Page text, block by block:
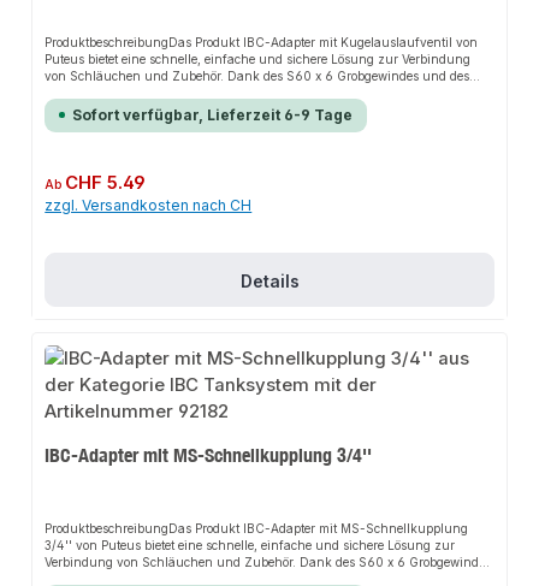
ProduktbeschreibungDas Produkt IBC-Adapter mit Kugelauslaufventil von
Puteus bietet eine schnelle, einfache und sichere Lösung zur Verbindung
von Schläuchen und Zubehör. Dank des S60 x 6 Grobgewindes und des
verschiedene Systeme an. Das robuste Design und die einfache Montage
machen dieses Produkt zu einer zuverlässigen Wahl für jede Installation. Es
(Anschlussgewinde)Mit O-RingHDPE-
KunststoffSchwarzKugelauslaufventil, matt verchromtSchlauchtülleRoter
StahlhebelAnwendungsbereicheGartenbewässerungHaustechnikIndustriean
Sofort verfügbar, Lieferzeit 6-9 Tage
Regulärer Preis:
Ab CHF 5.49
zzgl. Versandkosten nach CH
Details
IBC-Adapter mit MS-Schnellkupplung 3/4''
ProduktbeschreibungDas Produkt IBC-Adapter mit MS-Schnellkupplung
3/4'' von Puteus bietet eine schnelle, einfache und sichere Lösung zur
Verbindung von Schläuchen und Zubehör. Dank des S60 x 6 Grobgewindes